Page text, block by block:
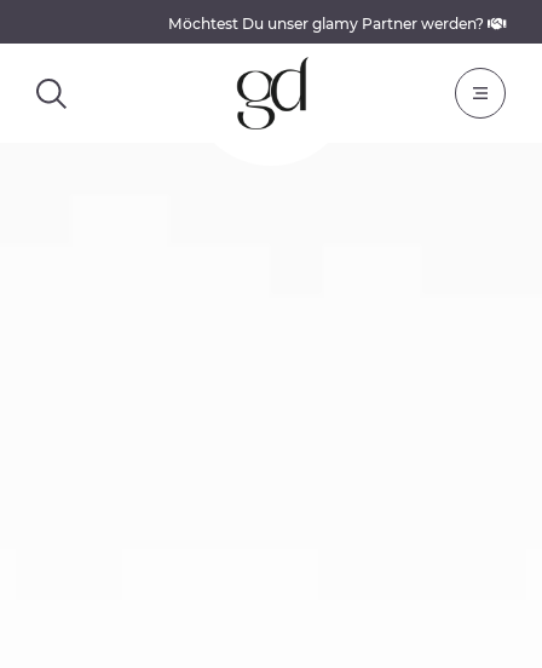
Möchtest Du unser glamy Partner werden?